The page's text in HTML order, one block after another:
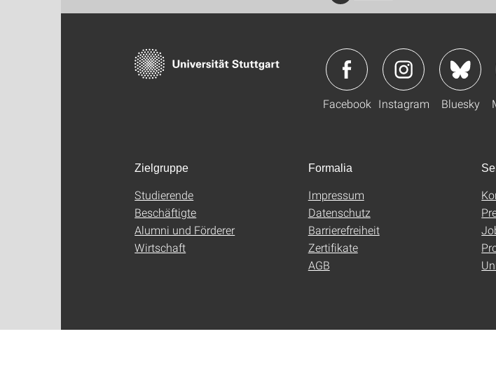
Facebook Instagram Bluesky
Zielgruppe
Studierende
Beschäftigte
Alumni und Förderer
Wirtschaft
Formalia
Impressum
Datenschutz
Barrierefreiheit
Zertifikate
AGB